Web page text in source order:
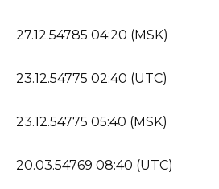
27.12.54785 04:20 (MSK)
23.12.54775 02:40 (UTC)
23.12.54775 05:40 (MSK)
20.03.54769 08:40 (UTC)